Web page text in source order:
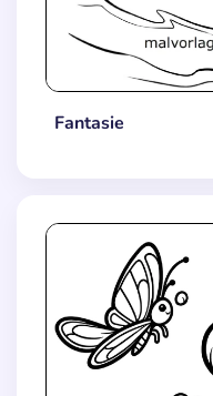
Fantasie